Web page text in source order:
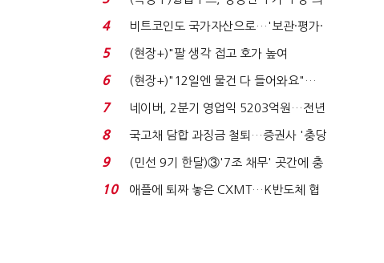
지에 상한가...
4
비트코인도 국가자산으로…'보관·평가·
처분' 기준은 ...
5
(현장+)"팔 생각 접고 호가 높여
요"…'덜 똘똘한 한 채' 20...
6
(현장+)"12일엔 물건 다 들어와요"…
빈 매대 채우며 문 연 ...
7
네이버, 2분기 영업익 5203억원…전년
비 0.2% 감소...
8
국고채 담합 과징금 철퇴…증권사 '충당
금 폭탄' 우려...
9
(민선 9기 한달)③'7조 채무' 곳간에 충
격…추미애, 20년...
10
애플에 퇴짜 놓은 CXMT…K반도체 협